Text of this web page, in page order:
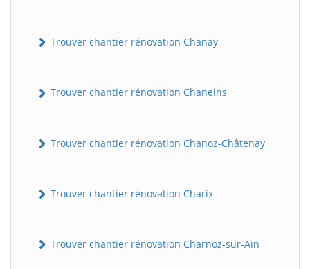
Trouver chantier rénovation Chanay
Trouver chantier rénovation Chaneins
Trouver chantier rénovation Chanoz-Châtenay
Trouver chantier rénovation Charix
Trouver chantier rénovation Charnoz-sur-Ain